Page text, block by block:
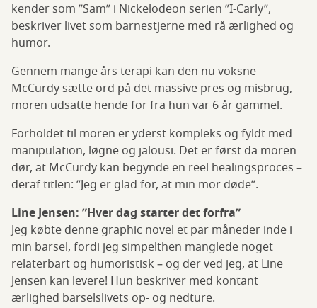
kender som ”Sam” i Nickelodeon serien ”I-Carly”,
beskriver livet som barnestjerne med rå ærlighed og
humor.
Gennem mange års terapi kan den nu voksne
McCurdy sætte ord på det massive pres og misbrug,
moren udsatte hende for fra hun var 6 år gammel.
Forholdet til moren er yderst kompleks og fyldt med
manipulation, løgne og jalousi. Det er først da moren
dør, at McCurdy kan begynde en reel healingsproces –
deraf titlen: ”Jeg er glad for, at min mor døde”.
Line Jensen: ”Hver dag starter det forfra”
Jeg købte denne graphic novel et par måneder inde i
min barsel, fordi jeg simpelthen manglede noget
relaterbart og humoristisk – og der ved jeg, at Line
Jensen kan levere! Hun beskriver med kontant
ærlighed barselslivets op- og nedture.